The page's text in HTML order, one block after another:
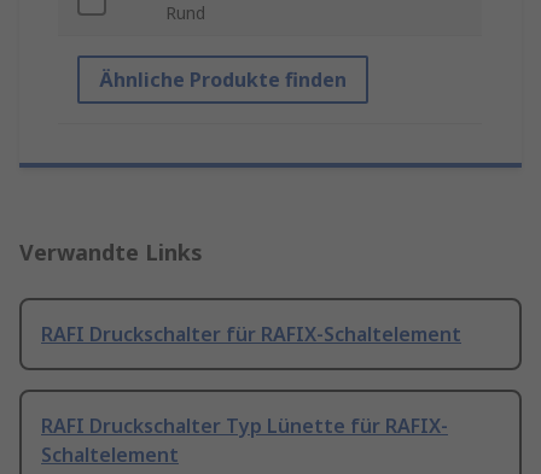
Rund
Ähnliche Produkte finden
Verwandte Links
RAFI Druckschalter für RAFIX-Schaltelement
RAFI Druckschalter Typ Lünette für RAFIX-
Schaltelement